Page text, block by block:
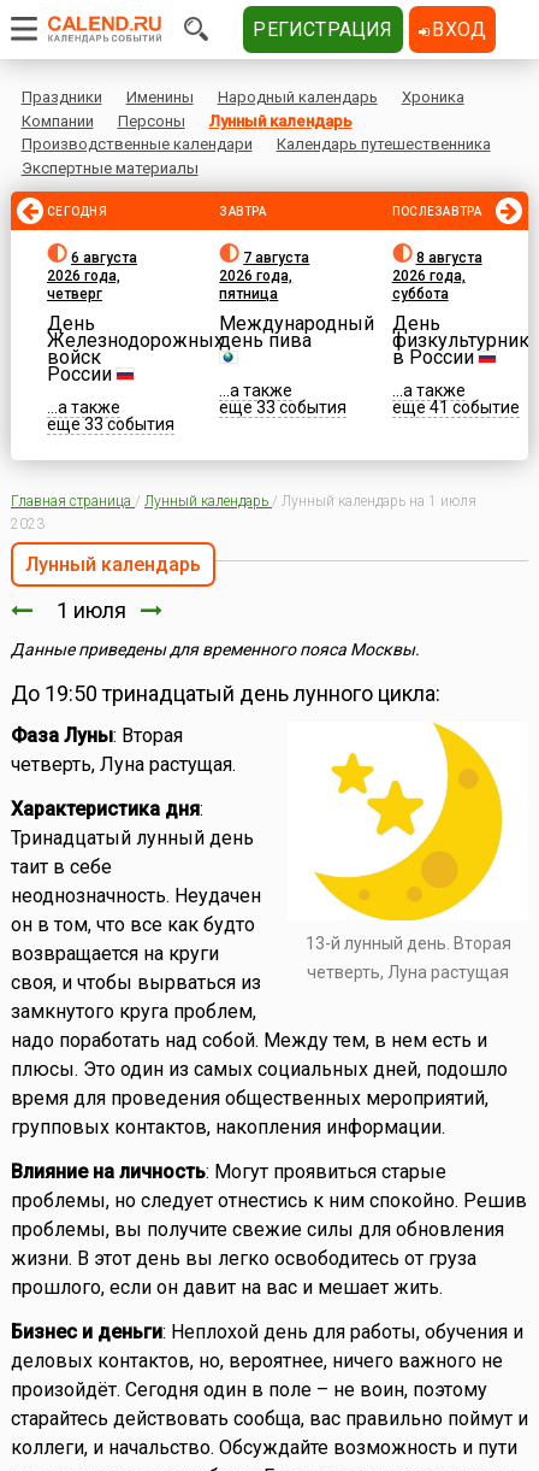
Праздники Именины Народный календарь
Хроника
Компании
Персоны
Лунный календарь
Производственные календари
Календарь путешественника
Экспертные материалы
СЕГОДНЯ
6 августа
2026 года,
четверг
День
Железнодорожных
войск
России
...а также
еще 33 события
ЗАВТРА
7 августа
2026 года,
пятница
Международный
день пива
...а также
еще 33 события
ПОСЛЕЗАВТРА
8 августа
2026 года,
суббота
День
физкультурника
в России
...а также
еще 41 событие
Главная страница / Лунный календарь / Лунный календарь на 1 июля
2023
Лунный календарь
1 июля
Данные приведены для временного пояса Москвы.
До 19:50 тринадцатый день лунного цикла:
13-й лунный день. Вторая
четверть, Луна растущая
Фаза Луны: Вторая
четверть, Луна растущая.
Характеристика дня:
Тринадцатый лунный день
таит в себе
неоднозначность. Неудачен
он в том, что все как будто
возвращается на круги
своя, и чтобы вырваться из
замкнутого круга проблем,
надо поработать над собой. Между тем, в нем есть и
плюсы. Это один из самых социальных дней, подошло
время для проведения общественных мероприятий,
групповых контактов, накопления информации.
Влияние на личность: Могут проявиться старые
проблемы, но следует отнестись к ним спокойно. Решив
проблемы, вы получите свежие силы для обновления
жизни. В этот день вы легко освободитесь от груза
прошлого, если он давит на вас и мешает жить.
Бизнес и деньги: Неплохой день для работы, обучения и
деловых контактов, но, вероятнее, ничего важного не
произойдёт. Сегодня один в поле – не воин, поэтому
старайтесь действовать сообща, вас правильно поймут и
коллеги, и начальство. Обсуждайте возможность и пути
РЕГИСТРАЦИЯ ВХОД